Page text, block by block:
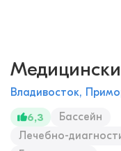
Владивосток,
6,3
Бассейн
Лечебно-